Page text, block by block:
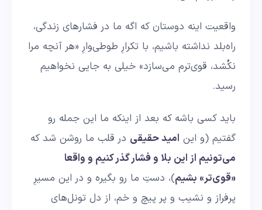
واقعیت اینه دوستان که اگه ما در فشارهای زندگی،
راه‌بلد نداشته باشیم، با تکرارِ طوطی‌وارِ «هر آنچه مرا
نکُشد، قوی‌ترم می‌سازد» خیلی به جایی نخواهیم
رسید.
باید کسی باشه که بعد از اینکه ما این جمله رو
گفتیم (و این امید حقیقی در قلب ما روشن شد که
می‌تونیم از این بلا و فشار گذر کنیم و واقعا
«قو‌ی‌تر» بشیم)، دستِ ما رو بگیره و در این مسیرِ
پرفراز و نشیب و پر پیچ و خم، از دل تونل‌های